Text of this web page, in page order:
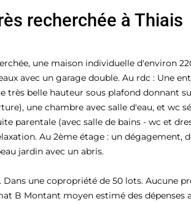
recherchée à Thiais
une maison individuelle d'environ
avec un garage double. Au rdc : Une
très belle hauteur sous plafond donnant
une chambre avec salle d'eau, et wc
parentale (avec salle de bains - wc et
Au 2ème étage : un dégagement,
jardin avec un abris.
une copropriété de 50 lots. Aucune
B Montant moyen estimé des dépenses